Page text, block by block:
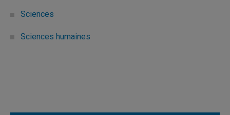
Sciences
Sciences humaines